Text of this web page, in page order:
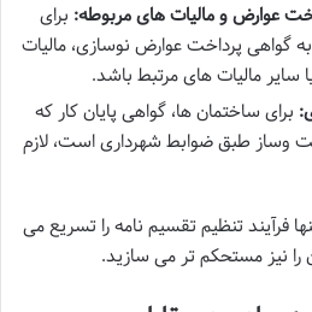
عوارض و مالیات های مربوطه: برای
گواهی پرداخت عوارض نوسازی، مالیات
سایر مالیات های مرتبط باشد.
برای ساختمان ها، گواهی پایان کار که
وساز طبق ضوابط شهرداری است، لازم
فرآیند تنظیم تقسیم نامه را تسریع می
را نیز مستحکم تر می سازید.